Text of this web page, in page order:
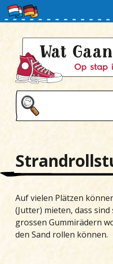
Auf vielen Plätzen
(Jutter) mieten, dass
grossen Gummirädern
den Sand rollen können.